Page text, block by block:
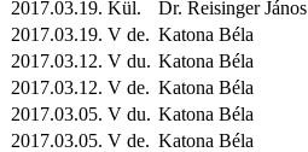
2017.03.19. Kül. Dr. Reisinger János
2017.03.19. V de. Katona Béla
2017.03.12. V du. Katona Béla
2017.03.12. V de. Katona Béla
2017.03.05. V du. Katona Béla
2017.03.05. V de. Katona Béla